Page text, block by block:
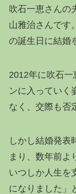
吹石一恵さんの
山雅治さんです
の誕生日に結婚
2012年に吹石一
ンに入っていく
なく、交際も否
しかし結婚発表
まり、数年前よ
いつしか人生を
になりました」